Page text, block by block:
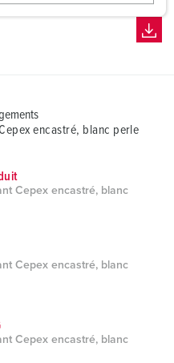
encastré, blanc perle
Cepex encastré, blanc
Cepex encastré, blanc
Cepex encastré, blanc